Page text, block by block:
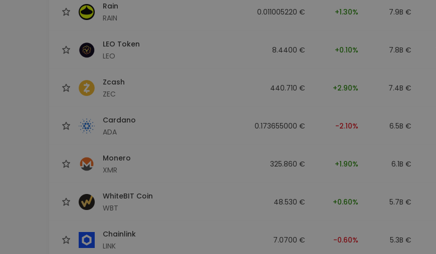
Rain
RAIN
0.011005220 € +1.30% 7.9B €
LEO Token
LEO
8.4400 € +0.10% 7.8B €
Zcash
ZEC
440.710 € +2.90% 7.4B €
Cardano
ADA
0.173655000 € -2.10% 6.5B €
Monero
XMR
325.860 € +1.90% 6.1B €
WhiteBIT Coin
WBT
48.530 € +0.60% 5.7B €
Chainlink
LINK
7.0700 € -0.60% 5.3B €